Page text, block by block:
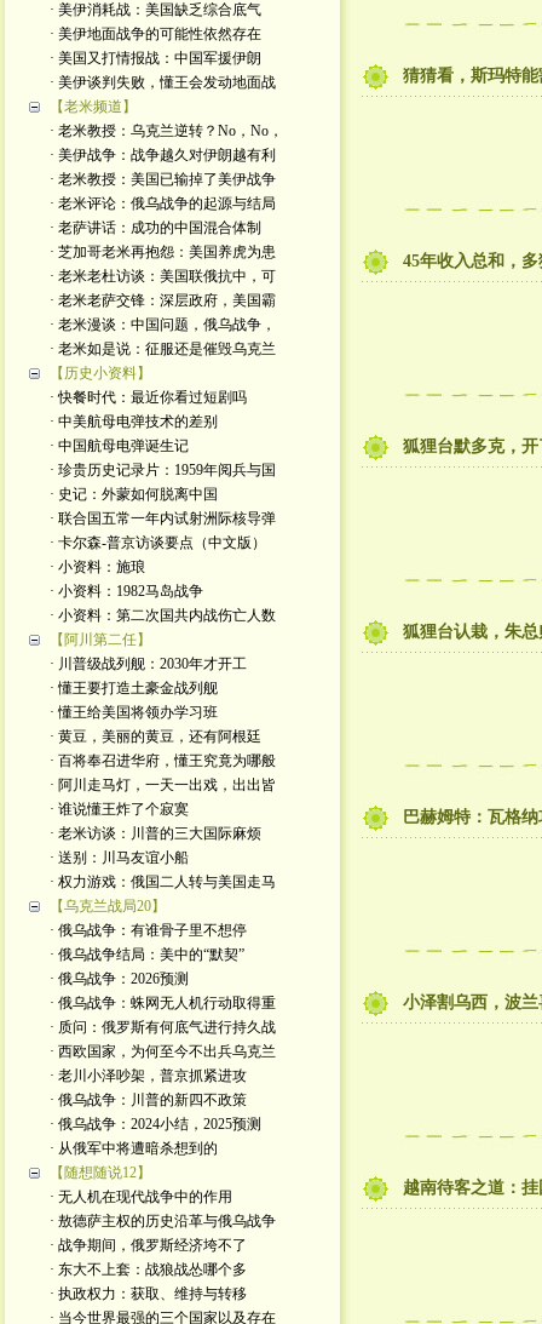
· 美伊消耗战：美国缺乏综合底气
· 美伊地面战争的可能性依然存在
· 美国又打情报战：中国军援伊朗
· 美伊谈判失败，懂王会发动地面战
【老米频道】
· 老米教授：乌克兰逆转？No，No，
· 美伊战争：战争越久对伊朗越有利
· 老米教授：美国已输掉了美伊战争
· 老米评论：俄乌战争的起源与结局
· 老萨讲话：成功的中国混合体制
· 芝加哥老米再抱怨：美国养虎为患
· 老米老杜访谈：美国联俄抗中，可
· 老米老萨交锋：深层政府，美国霸
· 老米漫谈：中国问题，俄乌战争，
· 老米如是说：征服还是催毁乌克兰
【历史小资料】
· 快餐时代：最近你看过短剧吗
· 中美航母电弹技术的差别
· 中国航母电弹诞生记
· 珍贵历史记录片：1959年阅兵与国
· 史记：外蒙如何脱离中国
· 联合国五常一年内试射洲际核导弹
· 卡尔森-普京访谈要点（中文版）
· 小资料：施琅
· 小资料：1982马岛战争
· 小资料：第二次国共内战伤亡人数
【阿川第二任】
· 川普级战列舰：2030年才开工
· 懂王要打造土豪金战列舰
· 懂王给美国将领办学习班
· 黄豆，美丽的黄豆，还有阿根廷
· 百将奉召进华府，懂王究竟为哪般
· 阿川走马灯，一天一出戏，出出皆
· 谁说懂王炸了个寂寞
· 老米访谈：川普的三大国际麻烦
· 送别：川马友谊小船
· 权力游戏：俄国二人转与美国走马
【乌克兰战局20】
· 俄乌战争：有谁骨子里不想停
· 俄乌战争结局：美中的“默契”
· 俄乌战争：2026预测
· 俄乌战争：蛛网无人机行动取得重
· 质问：俄罗斯有何底气进行持久战
· 西欧国家，为何至今不出兵乌克兰
· 老川小泽吵架，普京抓紧进攻
· 俄乌战争：川普的新四不政策
· 俄乌战争：2024小结，2025预测
· 从俄军中将遭暗杀想到的
【随想随说12】
· 无人机在现代战争中的作用
· 敖德萨主权的历史沿革与俄乌战争
· 战争期间，俄罗斯经济垮不了
· 东大不上套：战狼战怂哪个多
· 执政权力：获取、维持与转移
· 当今世界最强的三个国家以及存在
猜猜看，斯玛特
45年收入总和，
狐狸台默多克，
狐狸台认栽，朱
巴赫姆特：瓦格
小泽割乌西，波
越南待客之道：